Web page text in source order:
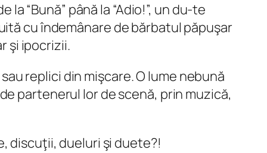
“Bună” până la “Adio!”, un du-te
cu îndemânare de bărbatul păpuşar
şi ipocrizii.
replici din mişcare. O lume nebună
partenerul lor de scenă, prin muzică,
discuţii, dueluri şi duete?!